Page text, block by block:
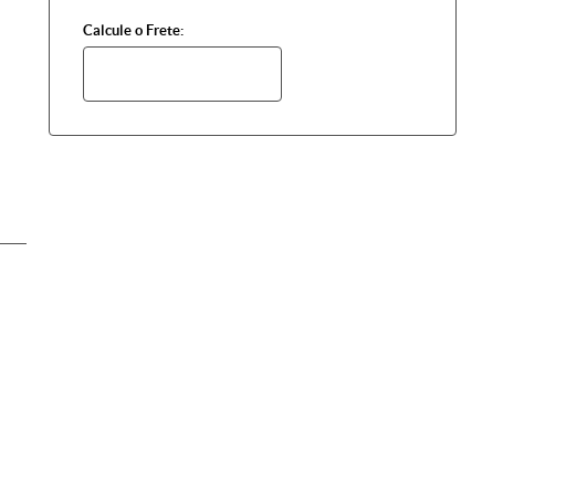
Calcule o Frete: